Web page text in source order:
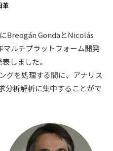
革
Breogán GondaとNicolás
ルチプラットフォーム開発
しました。
グを処理する間に、アナリス
分析解析に集中することがで